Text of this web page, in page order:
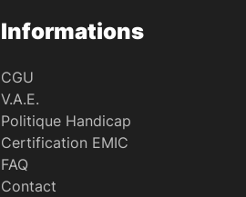
Informations
CGU
V.A.E.
Politique Handicap
Certification EMIC
FAQ
Contact